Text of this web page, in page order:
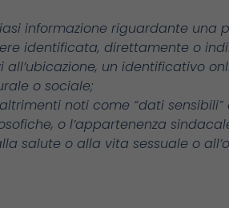
informazione riguardante
identificata, direttamente o
un identificativo
o sociale;
noti come “dati
o l’appartenenza
salute o alla vita sessuale o